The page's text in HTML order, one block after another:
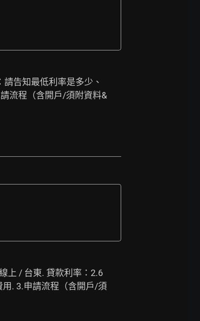
告知最低利率是多少、
流程（含開戶/須附資料&
上 / 台東. 貸款利率：2.6
. 3.申請流程（含開戶/須